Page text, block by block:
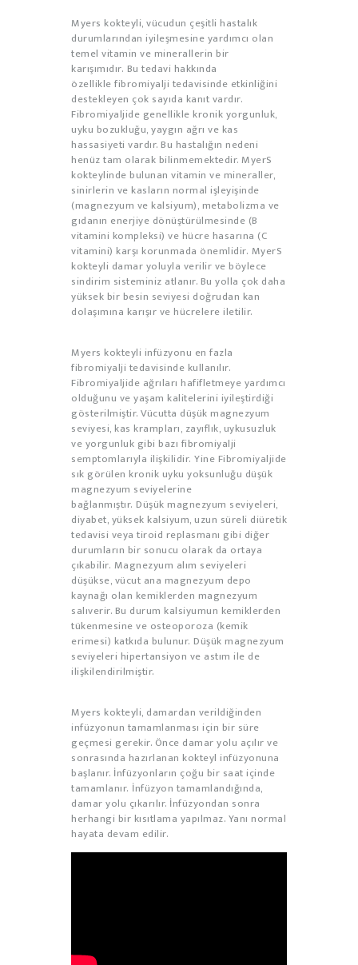
Myers kokteyli, vücudun çeşitli hastalık
durumlarından iyileşmesine yardımcı olan
temel vitamin ve minerallerin bir
karışımıdır. Bu tedavi hakkında
özellikle fibromiyalji tedavisinde etkinliğini
destekleyen çok sayıda kanıt vardır.
Fibromiyaljide genellikle kronik yorgunluk,
uyku bozukluğu, yaygın ağrı ve kas
hassasiyeti vardır. Bu hastalığın nedeni
henüz tam olarak bilinmemektedir. MyerS
kokteylinde bulunan vitamin ve mineraller,
sinirlerin ve kasların normal işleyişinde
(magnezyum ve kalsiyum), metabolizma ve
gıdanın enerjiye dönüştürülmesinde (B
vitamini kompleksi) ve hücre hasarına (C
vitamini) karşı korunmada önemlidir. MyerS
kokteyli damar yoluyla verilir ve böylece
sindirim sisteminiz atlanır. Bu yolla çok daha
yüksek bir besin seviyesi doğrudan kan
dolaşımına karışır ve hücrelere iletilir.
Myers kokteyli infüzyonu en fazla
fibromiyalji tedavisinde kullanılır.
Fibromiyaljide ağrıları hafifletmeye yardımcı
olduğunu ve yaşam kalitelerini iyileştirdiği
gösterilmiştir. Vücutta düşük magnezyum
seviyesi, kas krampları, zayıflık, uykusuzluk
ve yorgunluk gibi bazı fibromiyalji
semptomlarıyla ilişkilidir. Yine Fibromiyaljide
sık görülen kronik uyku yoksunluğu düşük
magnezyum seviyelerine
bağlanmıştır. Düşük magnezyum seviyeleri,
diyabet, yüksek kalsiyum, uzun süreli diüretik
tedavisi veya tiroid replasmanı gibi diğer
durumların bir sonucu olarak da ortaya
çıkabilir. Magnezyum alım seviyeleri
düşükse, vücut ana magnezyum depo
kaynağı olan kemiklerden magnezyum
salıverir. Bu durum kalsiyumun kemiklerden
tükenmesine ve osteoporoza (kemik
erimesi) katkıda bulunur. Düşük magnezyum
seviyeleri hipertansiyon ve astım ile de
ilişkilendirilmiştir.
Myers kokteyli, damardan verildiğinden
infüzyonun tamamlanması için bir süre
geçmesi gerekir. Önce damar yolu açılır ve
sonrasında hazırlanan kokteyl infüzyonuna
başlanır. İnfüzyonların çoğu bir saat içinde
tamamlanır. İnfüzyon tamamlandığında,
damar yolu çıkarılır. İnfüzyondan sonra
herhangi bir kısıtlama yapılmaz. Yanı normal
hayata devam edilir.